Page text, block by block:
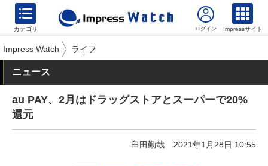
カテゴリ Impressサイト
Impress Watch ライフ
ニュース
au PAY、2月はドラッグストアとスーパーで20%
還元
臼田勤哉 2021年1月28日 10:55